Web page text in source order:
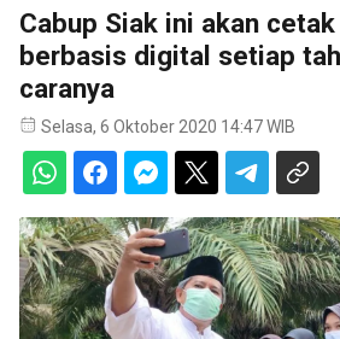
Cabup Siak ini akan
berbasis digital setiap
caranya
Selasa, 6 Oktober 2020 14:47 WIB